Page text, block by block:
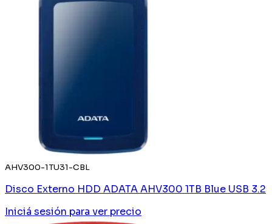
AHV300-1TU31-CBL
Disco Externo HDD ADATA AHV300 1TB Blue USB 3.2
Iniciá sesión para ver precio